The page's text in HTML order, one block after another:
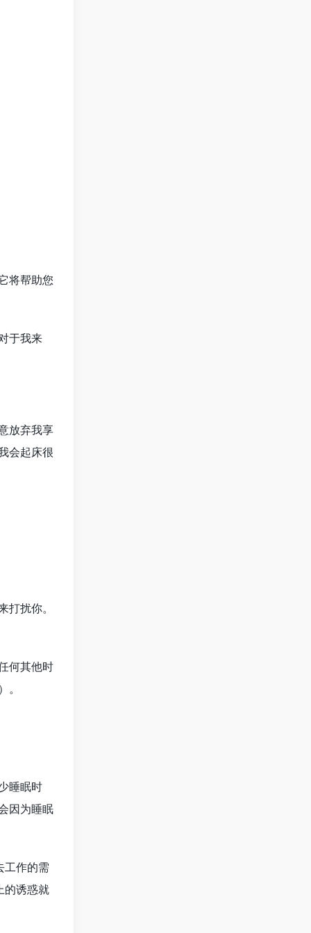
将帮助您
于我来
放弃我享
会起床很
扰你。
何其他时
睡眠时
因为睡眠
工作的需
的诱惑就